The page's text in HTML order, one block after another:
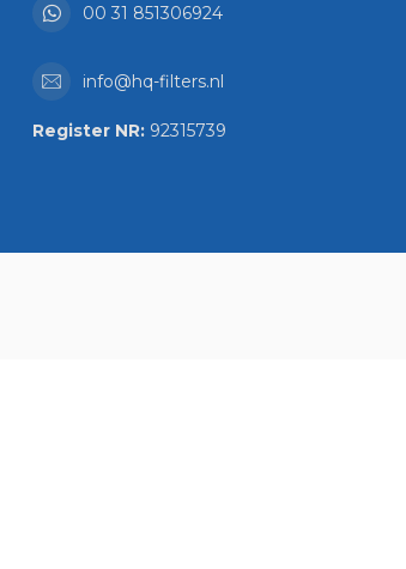
00 31 851306924
info@hq-filters.nl
Register NR: 92315739